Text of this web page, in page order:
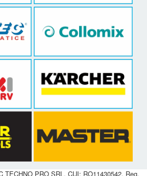
TECHNO PRO SRL, CUI: RO11430542, Reg.